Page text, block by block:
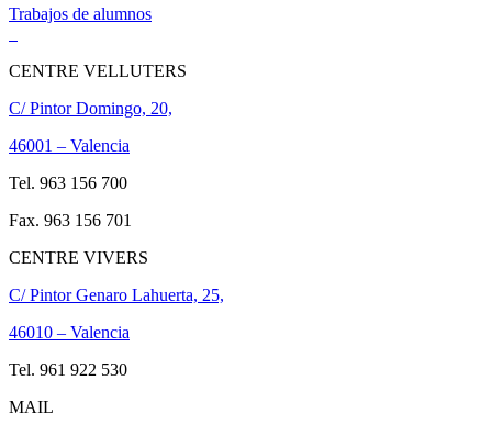
Trabajos de alumnos
CENTRE VELLUTERS
C/ Pintor Domingo, 20,
46001 – Valencia
Tel. 963 156 700
Fax. 963 156 701
CENTRE VIVERS
C/ Pintor Genaro Lahuerta, 25,
46010 – Valencia
Tel. 961 922 530
MAIL